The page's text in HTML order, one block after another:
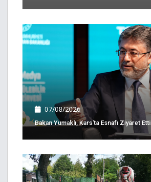
07/08/2026
Bakan Yumaklı, Kars'ta Esnafı Ziyaret Etti